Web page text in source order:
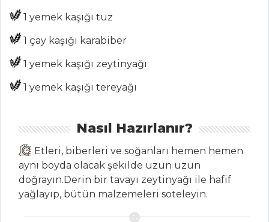
Püf noktalarıyla
Altın
Yumurtlayan
Masterchef Tüm
Tarifleri
İÇECEKLER
1 yemek kaşığı tuz
1 çay kaşığı karabiber
1 yemek kaşığı zeytinyağı
1 yemek kaşığı tereyağı
Nasıl Hazırlanır?
Etleri, biberleri ve soğanları hemen hemen
aynı boyda olacak şekilde uzun uzun
doğrayın.Derin bir tavayı zeytinyağı ile hafif
yağlayıp, bütün malzemeleri soteleyin.